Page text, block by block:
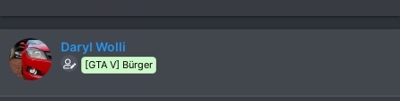
Daryl Wolli
[GTA V] Bürger